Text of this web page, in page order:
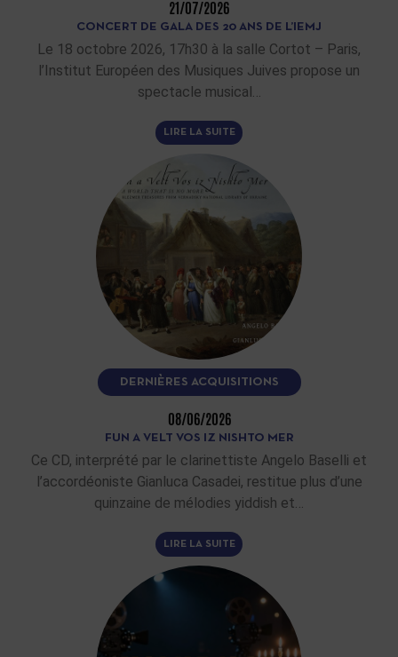
21/07/2026
CONCERT DE GALA DES 20 ANS DE L’IEMJ
Le 18 octobre 2026, 17h30 à la salle Cortot – Paris,
l’Institut Européen des Musiques Juives propose un
spectacle musical…
LIRE LA SUITE
DERNIÈRES ACQUISITIONS
08/06/2026
FUN A VELT VOS IZ NISHTO MER
Ce CD, interprété par le clarinettiste Angelo Baselli et
l’accordéoniste Gianluca Casadei, restitue plus d’une
quinzaine de mélodies yiddish et…
LIRE LA SUITE